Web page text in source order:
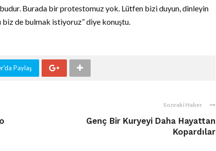
budur. Burada bir protestomuz yok. Lütfen bizi duyun, dinleyin
de bulmak istiyoruz” diye konuştu.
Paylaş
Sonraki Haber
Genç Bir Kuryeyi Daha Hayattan
Kopardılar